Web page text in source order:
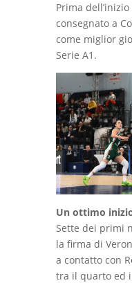
Prima
consegnato a
come miglior
Serie A1.
Un ottimo
Sette dei primi
la firma di
a contatto con
tra il quarto ed